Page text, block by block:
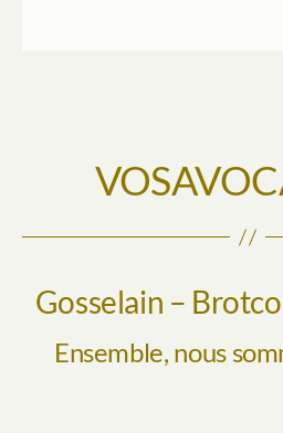
Gosselain –
Ensemble, nous